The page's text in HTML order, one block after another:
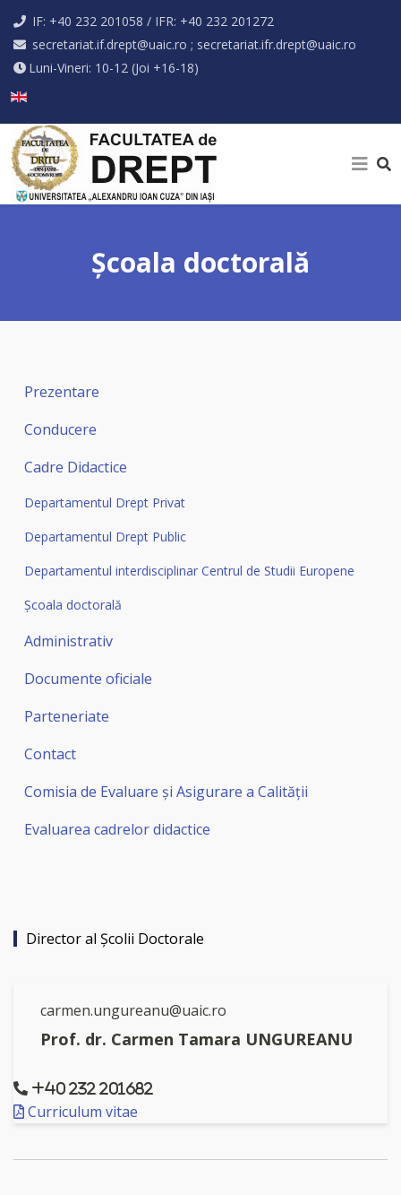
IF: +40 232 201058 / IFR: +40 232 201272
secretariat.if.drept@uaic.ro ; secretariat.ifr.drept@uaic.ro
Luni-Vineri: 10-12 (Joi +16-18)
Şcoala doctorală
Prezentare
Conducere
Cadre Didactice
Departamentul Drept Privat
Departamentul Drept Public
Departamentul interdisciplinar Centrul de Studii Europene
Şcoala doctorală
Administrativ
Documente oficiale
Parteneriate
Contact
Comisia de Evaluare și Asigurare a Calității
Evaluarea cadrelor didactice
Director al Şcolii Doctorale
Prof. dr. Carmen Tamara UNGUREANU
carmen.ungureanu@uaic.ro
+40 232 201682
Curriculum vitae